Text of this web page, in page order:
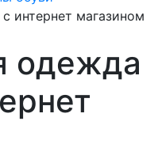
одежда